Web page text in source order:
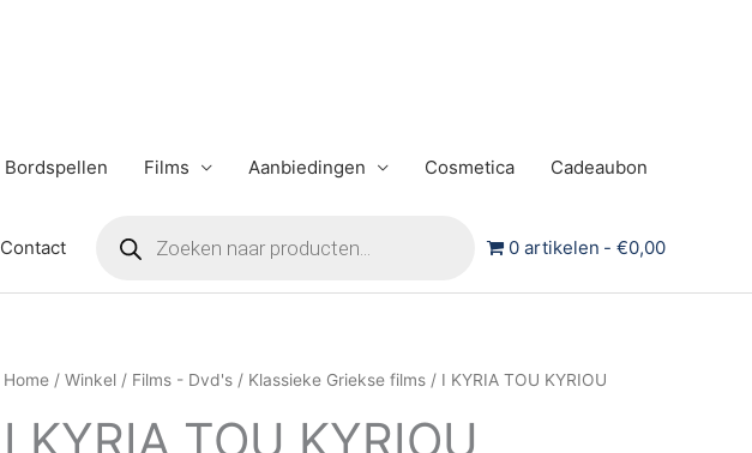
Bordspellen Films Aanbiedingen Cosmetica Cadeaubon
Contact 0 artikelen €0,00
Home / Winkel / Films - Dvd's / Klassieke Griekse films / I KYRIA TOU KYRIOU
I KYRIA TOU KYRIOU
I
TOU